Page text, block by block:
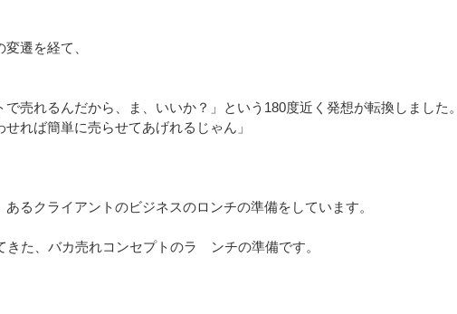
遷を経て、
で売れるんだから、ま、いいか？」という180度近く発想が転換しました。
せれば簡単に売らせてあげれるじゃん」
あるクライアントのビジネスのロンチの準備をしています。
きた、バカ売れコンセプトのラ ンチの準備です。